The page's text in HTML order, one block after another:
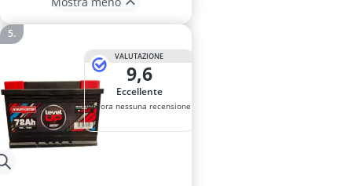
VALUTAZIONE
9,6
Eccellente
Ancora nessuna recensione